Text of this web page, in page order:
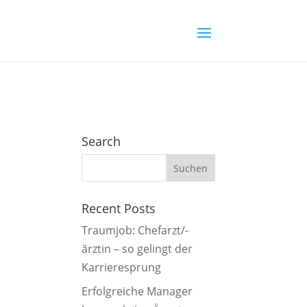
Search
Recent Posts
Traumjob: Chefarzt/-
ärztin – so gelingt der
Karrieresprung
Erfolgreiche Manager